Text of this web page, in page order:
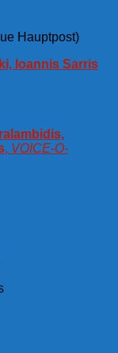
Hauptpost)
Ioannis Sarris
, VOICE-O-